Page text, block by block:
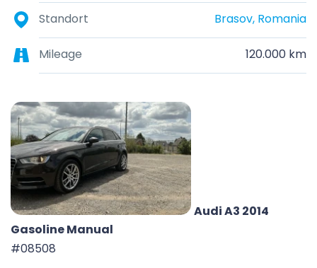
Standort Brasov, Romania
Mileage 120.000 km
Audi A3 2014
Gasoline Manual
#08508